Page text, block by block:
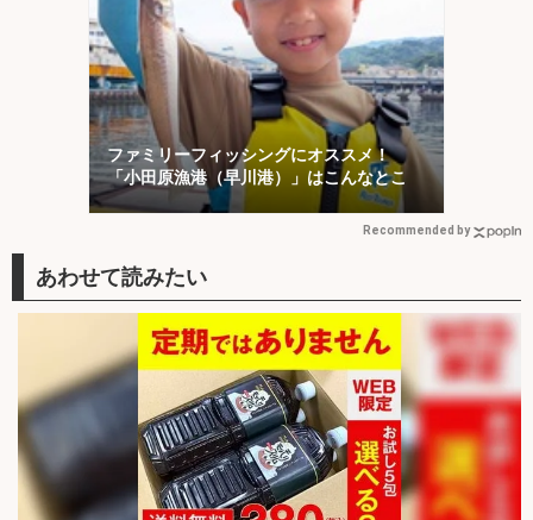
ファミリーフィッシングにオススメ！
「小田原漁港（早川港）」はこんなとこ
Recommended by